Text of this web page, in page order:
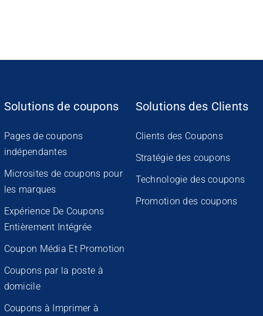
Solutions de coupons
Pages de coupons
indépendantes
Microsites de coupons pour
les marques
Expérience De Coupons
Entièrement Intégrée
Coupon Média Et Promotion
Coupons par la poste à
domicile
Coupons à Imprimer à
Solutions des Clients
Clients des Coupons
Stratégie des coupons
Technologie des coupons
Promotion des coupons